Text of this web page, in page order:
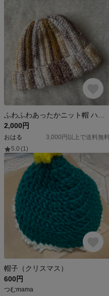
2,000円
おはる
3,000円以上で送料無料
5.0 (1)
帽子（クリスマス）
600円
つむmama